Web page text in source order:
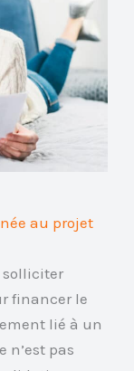
au projet
financer le
lié à un
n’est pas